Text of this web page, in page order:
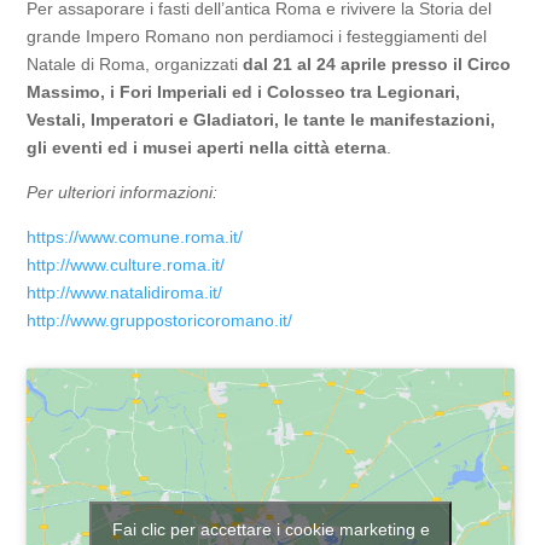
Per assaporare i fasti dell’antica Roma e rivivere la Storia del
grande Impero Romano non perdiamoci i festeggiamenti del
Natale di Roma, organizzatidal 21 al 24 aprile presso il Circo
Massimo, i Fori Imperiali ed i Colosseo tra Legionari,
Vestali, Imperatori e Gladiatori, le tante le manifestazioni,
gli eventi ed i musei aperti nella città eterna
Per ulteriori informazioni:
https://www.comune.roma.it/
http://www.culture.roma.it/
http://www.natalidiroma.it/
http://www.gruppostoricoromano.it/
Fai clic per accettare i cookie marketing e